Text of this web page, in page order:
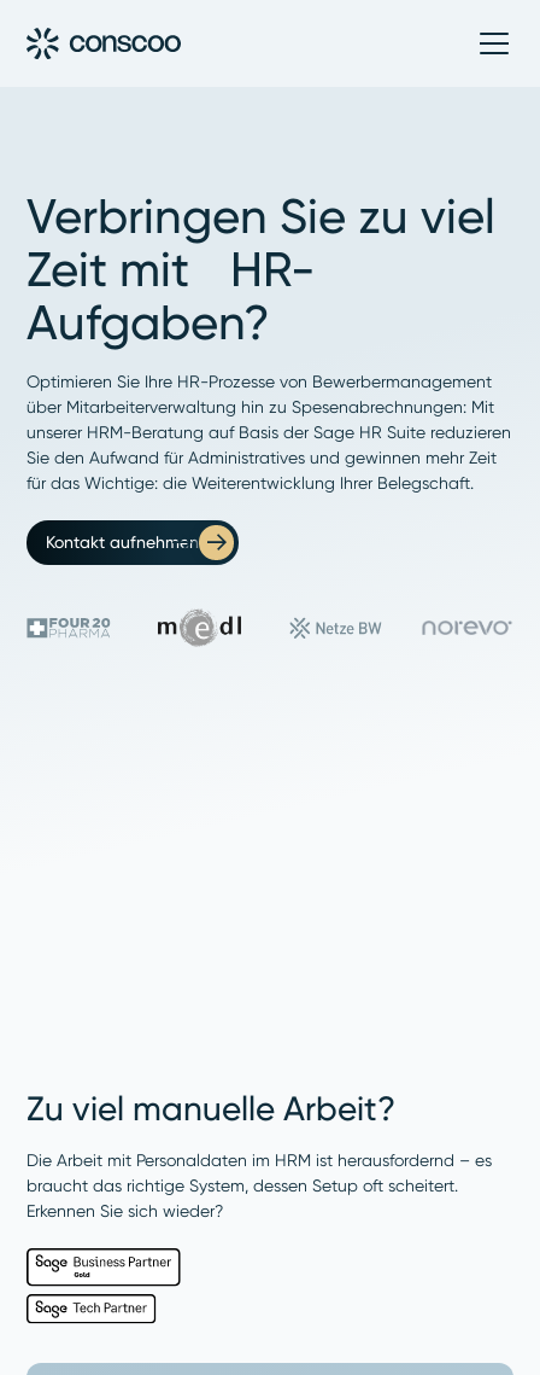
Verbringen Sie zu viel
Zeit mit HR-
Aufgaben?
Optimieren Sie Ihre HR-Prozesse von Bewerbermanagement
über Mitarbeiterverwaltung hin zu Spesenabrechnungen: Mit
unserer HRM-Beratung auf Basis der Sage HR Suite reduzieren
Sie den Aufwand für Administratives und gewinnen mehr Zeit
für das Wichtige: die Weiterentwicklung Ihrer Belegschaft.
Kontakt aufnehmen
Zu viel manuelle Arbeit?
Die Arbeit mit Personaldaten im HRM ist herausfordernd – es
braucht das richtige System, dessen Setup oft scheitert.
Erkennen Sie sich wieder?